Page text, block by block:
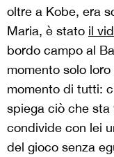
oltre a Kobe, era
Maria, è stato il
bordo campo al
momento solo
momento di tutti:
spiega ciò che
condivide con lei
del gioco senza